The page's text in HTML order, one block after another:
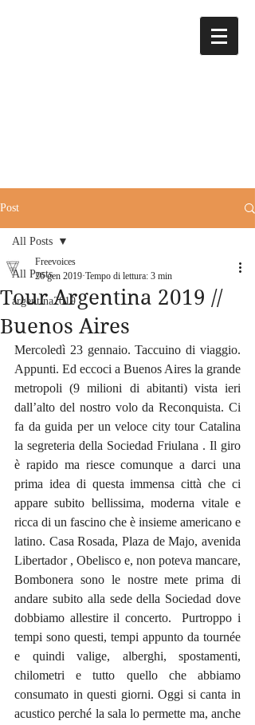
Post
All Posts
argentina2019
All Posts
Tour Argentina 2019 //
Buenos Aires
Freevoices
26 gen 2019 Tempo di lettura: 3 min
Mercoledì 23 gennaio. Taccuino di viaggio.
Appunti. Ed eccoci a Buenos Aires la grande
metropoli (9 milioni di abitanti) vista ieri
dall’alto del nostro volo da Reconquista. Ci
fa da guida per un veloce city tour Catalina
la segreteria della Sociedad Friulana . Il giro
è rapido ma riesce comunque a darci una
prima idea di questa immensa città che ci
appare subito bellissima, moderna vitale e
ricca di un fascino che è insieme americano e
latino. Casa Rosada, Plaza de Majo, avenida
Libertador , Obelisco e, non poteva mancare,
Bombonera sono le nostre mete prima di
andare subito alla sede della Sociedad dove
dobbiamo allestire il concerto.  Purtroppo i
tempi sono questi, tempi appunto da tournée
e quindi valige, alberghi, spostamenti,
chilometri e tutto quello che abbiamo
consumato in questi giorni. Oggi si canta in
acustico perché la sala lo permette ma, anche